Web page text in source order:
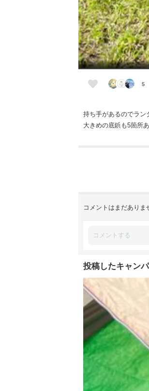
5
持ち手があるのでラン
大きめの底鋲も5箇所
コメントはまだありま
投稿したキャン